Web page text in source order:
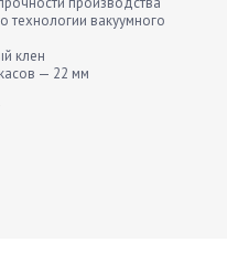
технологии вакуумного
клен
— 22 мм
для